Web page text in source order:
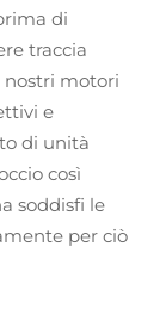
di
traccia
motori
e
di unità
così
soddisfi le
per ciò